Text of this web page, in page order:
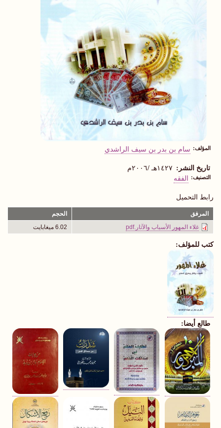
المؤلف سام بن بدر بن سيف الراشدي
تاريخ النشر ١٤٢٧هـ /٢٠٠٦م
التصنيف الفقه
رابط التحميل
المرفق
الحجم
غلاء المهور الأسباب والآثار.pdf
6.02 ميغابايت
كتب للمؤلف:
طالع أيضا